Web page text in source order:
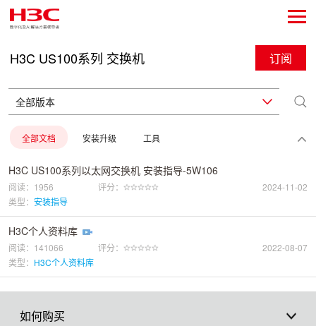
H3C US100系列 交换机 订阅
全部文档 安装升级 工具
H3C US100系列以太网交换机 安装指导-5W106
阅读：1956 评分：
2024-11-02
类型： 安装指导
H3C个人资料库
阅读：141066 评分：
2022-08-07
类型： H3C个人资料库
如何购买